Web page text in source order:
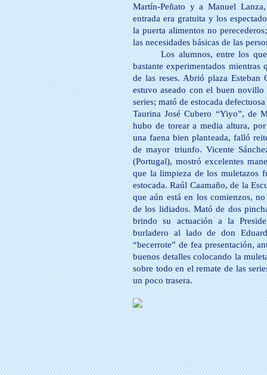
Martín-Peñato y a Manuel
entrada era gratuita y los
la puerta alimentos no
las necesidades básicas de las
Los alumnos, entre los
bastante experimentados mientras
de las reses. Abrió plaza
estuvo aseado con el buen
series; mató de estocada
Taurina José Cubero “Yiyo”, de
hubo de torear a media altura,
una faena bien planteada, falló
de mayor triunfo. Vicente
(Portugal), mostró excelentes
que la limpieza de los muletazos
estocada. Raúl Caamaño, de la
que aún está en los comienzos,
de los lidiados. Mató de dos
brindo su actuación a la
burladero al lado de don
“becerrote” de fea presentación,
buenos detalles colocando la
sobre todo en el remate de las
un poco trasera.